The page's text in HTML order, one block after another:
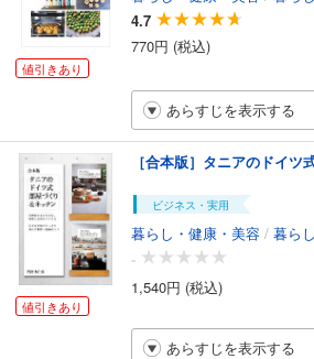
値引きあり
4.7
770円 (税込)
あらすじを表示する
値引きあり
［合本版］タニアのドイ
ビジネス・実用
暮らし・健康・美容 / 暮らし
-
1,540円 (税込)
あらすじを表示する